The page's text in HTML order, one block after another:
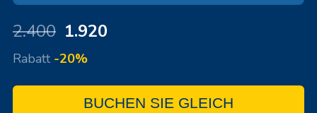
2.400 1.920
Rabatt -20%
BUCHEN SIE GLEICH